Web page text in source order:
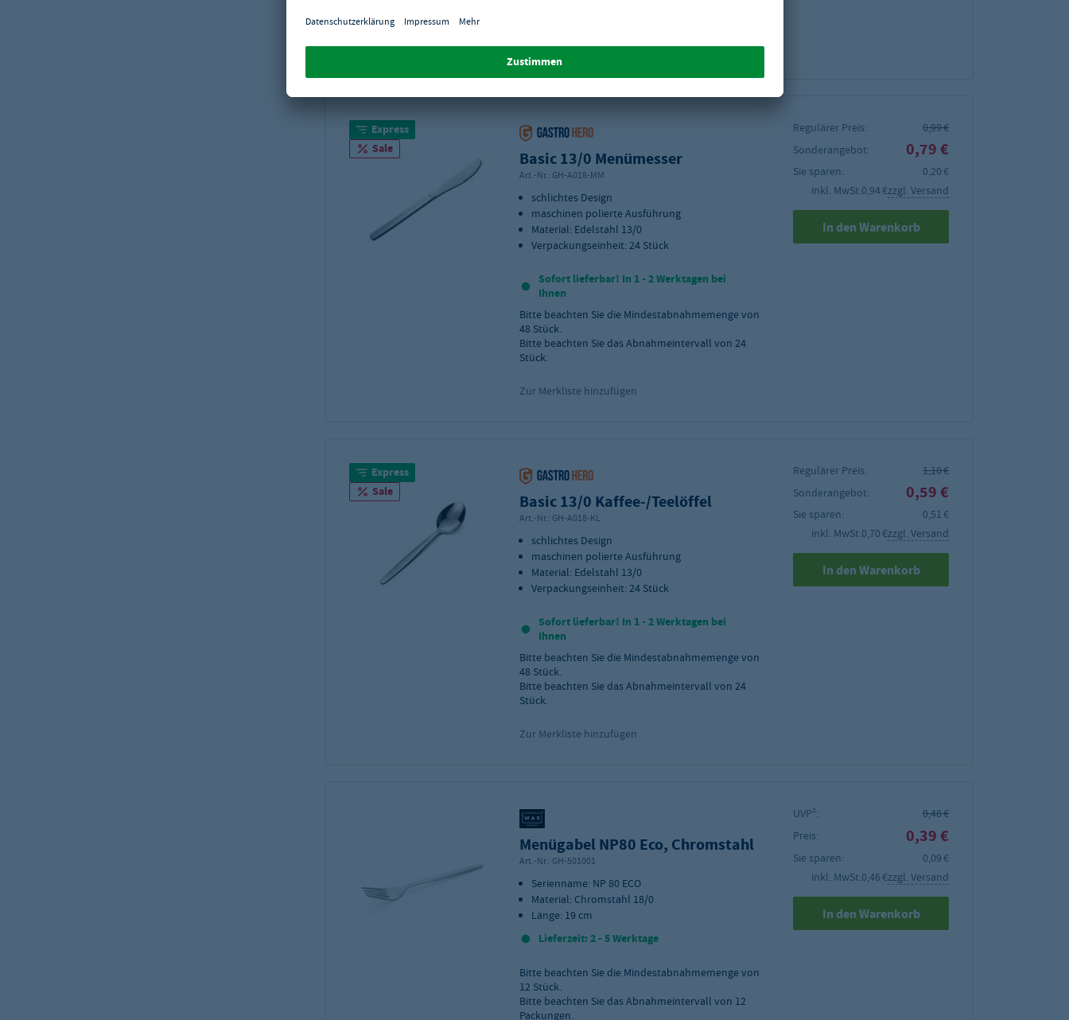
Zur Merkliste hinzufügen
Express
Sale
Basic 13/0 Menümesser
Art.-Nr.: GH-A018-MM
schlichtes Design
maschinen polierte Ausführung
Material: Edelstahl 13/0
Verpackungseinheit: 24 Stück
Sofort lieferbar! In 1 - 2 Werktagen bei
Ihnen
Bitte beachten Sie die Mindestabnahmemenge von
48 Stück.
Bitte beachten Sie das Abnahmeintervall von 24
Stück.
Zur Merkliste hinzufügen
Regulärer Preis:
0,99 €
Sonderangebot:
0,79 €
Sie sparen:
0,20 €
inkl. MwSt.0,94 €zzgl. Versand
In den Warenkorb
Express
Sale
Basic 13/0 Kaffee-/Teelöffel
Art.-Nr.: GH-A018-KL
schlichtes Design
maschinen polierte Ausführung
Material: Edelstahl 13/0
Verpackungseinheit: 24 Stück
Sofort lieferbar! In 1 - 2 Werktagen bei
Ihnen
Bitte beachten Sie die Mindestabnahmemenge von
48 Stück.
Bitte beachten Sie das Abnahmeintervall von 24
Stück.
Zur Merkliste hinzufügen
Regulärer Preis:
1,10 €
Sonderangebot:
0,59 €
Sie sparen:
0,51 €
inkl. MwSt.0,70 €zzgl. Versand
In den Warenkorb
Menügabel NP80 Eco, Chromstahl
Art.-Nr.: GH-501001
Serienname: NP 80 ECO
Material: Chromstahl 18/0
Länge: 19 cm
Lieferzeit: 2 - 5 Werktage
Bitte beachten Sie die Mindestabnahmemenge von
12 Stück.
Bitte beachten Sie das Abnahmeintervall von 12
Packungen.
UVP²:
0,48 €
Preis:
0,39 €
Sie sparen:
0,09 €
inkl. MwSt.0,46 €zzgl. Versand
In den Warenkorb